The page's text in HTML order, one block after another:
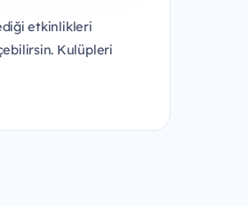
etkinlikleri
Kulüpleri